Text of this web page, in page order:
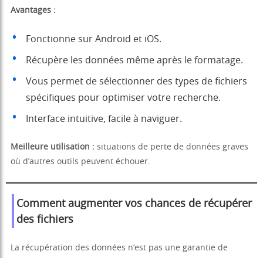
Avantages :
Fonctionne sur Android et iOS.
Récupère les données même après le formatage.
Vous permet de sélectionner des types de fichiers
spécifiques pour optimiser votre recherche.
Interface intuitive, facile à naviguer.
Meilleure utilisation : situations de perte de données graves
où d’autres outils peuvent échouer.
Comment augmenter vos chances de récupérer
des fichiers
La récupération des données n’est pas une garantie de